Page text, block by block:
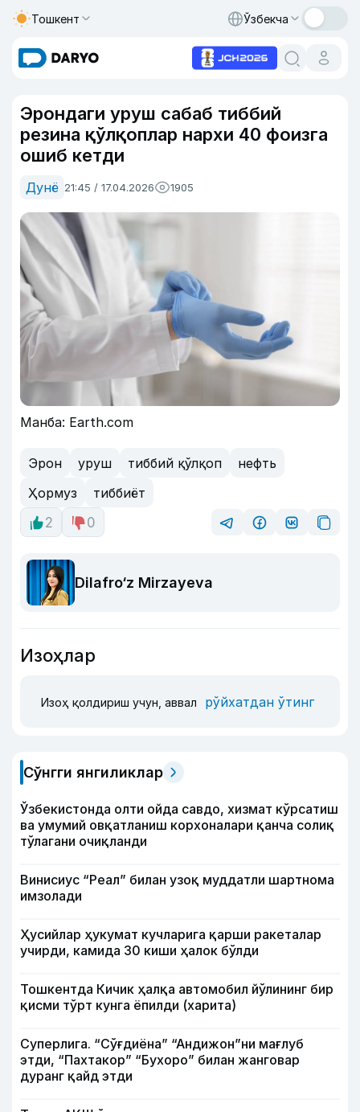
Тошкент Ўзбекча
Эрондаги уруш сабаб тиббий
резина қўлқоплар нархи 40 фоизга
ошиб кетди
Дунё 21:45 / 17.04.2026 1905
Манба: Earth.com
Эрон уруш тиббий қўлқоп
нефть
Ҳормуз
тиббиёт
2
0
Dilafro‘z Mirzayeva
Изоҳлар
Изоҳ қолдириш учун, аввал рўйхатдан ўтинг
Сўнгги янгиликлар
Ўзбекистонда олти ойда савдо, хизмат кўрсатиш
ва умумий овқатланиш корхоналари қанча солиқ
тўлагани очиқланди
Винисиус “Реал” билан узоқ муддатли шартнома
имзолади
Ҳусийлар ҳукумат кучларига қарши ракеталар
учирди, камида 30 киши ҳалок бўлди
Тошкентда Кичик ҳалқа автомобил йўлининг бир
қисми тўрт кунга ёпилди (харита)
Суперлига. “Сўғдиёна” “Андижон”ни мағлуб
этди, “Пахтакор” “Бухоро” билан жанговар
дуранг қайд этди